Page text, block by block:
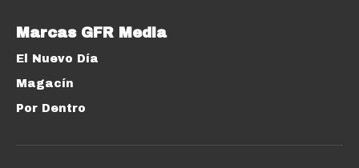
Marcas GFR Media
El Nuevo Día
Magacín
Por Dentro